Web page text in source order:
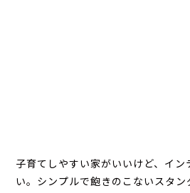
子育てしやすい家がいいけど、イ
い。シンプルで飽きのこないスタ